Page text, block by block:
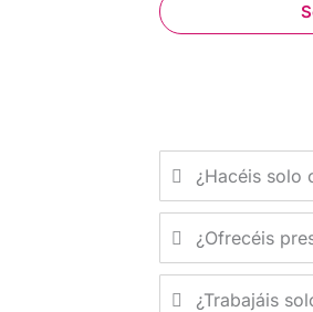
¿Hacéis solo
¿Ofrecéis
¿Trabajáis